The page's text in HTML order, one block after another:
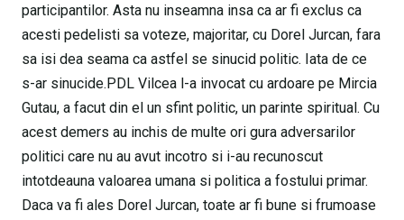
participantilor. Asta nu inseamna insa ca ar fi exclus ca
acesti pedelisti sa voteze, majoritar, cu Dorel Jurcan, fara
sa isi dea seama ca astfel se sinucid politic. Iata de ce
s-ar sinucide.PDL Vilcea l-a invocat cu ardoare pe Mircia
Gutau, a facut din el un sfint politic, un parinte spiritual. Cu
acest demers au inchis de multe ori gura adversarilor
politici care nu au avut incotro si i-au recunoscut
intotdeauna valoarea umana si politica a fostului primar.
Daca va fi ales Dorel Jurcan, toate ar fi bune si frumoase